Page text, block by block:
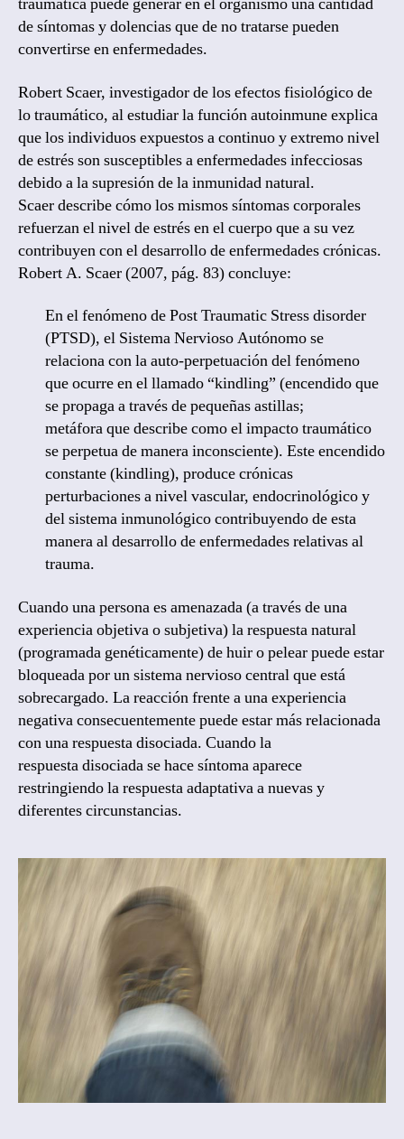
traumática puede generar en el organismo una cantidad
de síntomas y dolencias que de no tratarse pueden
convertirse en enfermedades.
Robert Scaer, investigador de los efectos fisiológico de
lo traumático, al estudiar la función autoinmune explica
que los individuos expuestos a continuo y extremo nivel
de estrés son susceptibles a enfermedades infecciosas
debido a la supresión de la inmunidad natural.
Scaer describe cómo los mismos síntomas corporales
refuerzan el nivel de estrés en el cuerpo que a su vez
contribuyen con el desarrollo de enfermedades crónicas.
Robert A. Scaer (2007, pág. 83) concluye:
En el fenómeno de Post Traumatic Stress disorder
(PTSD), el Sistema Nervioso Autónomo se
relaciona con la auto-perpetuación del fenómeno
que ocurre en el llamado “kindling” (encendido que
se propaga a través de pequeñas astillas;
metáfora que describe como el impacto traumático
se perpetua de manera inconsciente). Este encendido
constante (kindling), produce crónicas
perturbaciones a nivel vascular, endocrinológico y
del sistema inmunológico contribuyendo de esta
manera al desarrollo de enfermedades relativas al
trauma.
Cuando una persona es amenazada (a través de una
experiencia objetiva o subjetiva) la respuesta natural
(programada genéticamente) de huir o pelear puede estar
bloqueada por un sistema nervioso central que está
sobrecargado. La reacción frente a una experiencia
negativa consecuentemente puede estar más relacionada
con una respuesta disociada. Cuando la
respuesta disociada se hace síntoma aparece
restringiendo la respuesta adaptativa a nuevas y
diferentes circunstancias.